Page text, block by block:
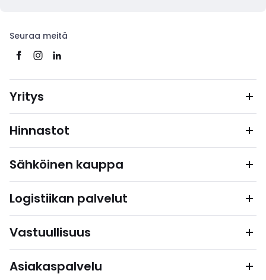
Seuraa meitä
Yritys
Hinnastot
Sähköinen kauppa
Logistiikan palvelut
Vastuullisuus
Asiakaspalvelu